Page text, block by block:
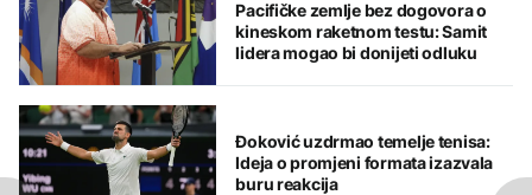
Pacifičke zemlje bez dogovora o
kineskom raketnom testu: Samit
lidera mogao bi donijeti odluku
Đoković uzdrmao temelje tenisa:
Ideja o promjeni formata izazvala
buru reakcija